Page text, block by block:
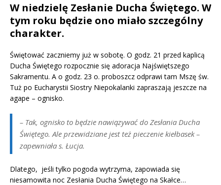
W niedzielę Zesłanie Ducha Świętego. W
tym roku będzie ono miało szczególny
charakter.
Świętować zaczniemy już w sobotę. O godz. 21 przed kaplicą
Ducha Świętego rozpocznie się adoracja Najświętszego
Sakramentu. A o godz. 23 o. proboszcz odprawi tam Mszę św.
Tuż po Eucharystii Siostry Niepokalanki zapraszają jeszcze na
agape – ognisko.
– Tak, ognisko to będzie nawiązywać do Zesłania Ducha
Świętego. Ale przewidziane jest też pieczenie kiełbasek –
zapewniała s. Łucja.
Dlatego, jeśli tylko pogoda wytrzyma, zapowiada się
niesamowita noc Zesłania Ducha Świętego na Skałce…